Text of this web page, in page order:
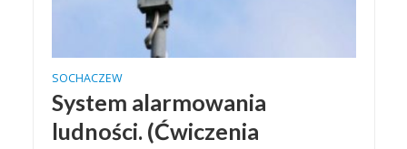
SOCHACZEW
System alarmowania
ludności. (Ćwiczenia